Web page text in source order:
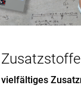
vielfältiges